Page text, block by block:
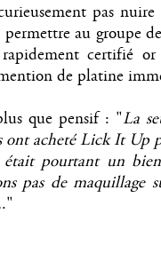
pas nuire
au groupe
certifié
de platine
que pensif : "La
ont acheté Lick It Up
pourtant un
pas de maquillage
."